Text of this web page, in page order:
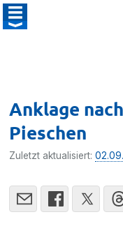
Anklage
Pieschen
Zuletzt aktualisiert: